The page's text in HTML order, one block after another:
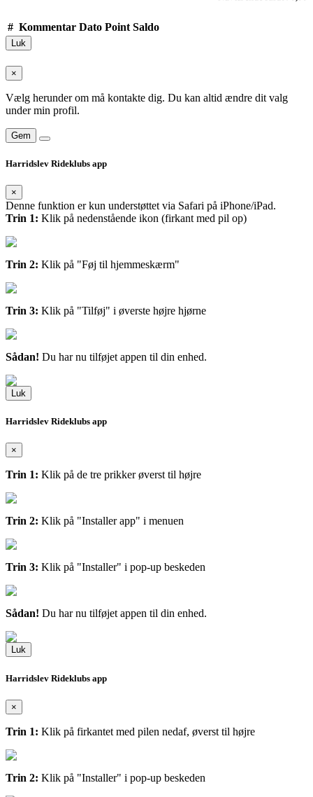
# Kommentar Dato Point Saldo
Luk
×
Vælg herunder om må kontakte dig. Du kan altid ændre dit valg
under min profil.
Gem
Harridslev Rideklubs app
×
Denne funktion er kun understøttet via Safari på iPhone/iPad.
Trin 1: Klik på nedenstående ikon (firkant med pil op)
Trin 2: Klik på "Føj til hjemmeskærm"
Trin 3: Klik på "Tilføj" i øverste højre hjørne
Sådan! Du har nu tilføjet appen til din enhed.
Luk
Harridslev Rideklubs app
×
Trin 1: Klik på de tre prikker øverst til højre
Trin 2: Klik på "Installer app" i menuen
Trin 3: Klik på "Installer" i pop-up beskeden
Sådan! Du har nu tilføjet appen til din enhed.
Luk
Harridslev Rideklubs app
×
Trin 1: Klik på firkantet med pilen nedaf, øverst til højre
Trin 2: Klik på "Installer" i pop-up beskeden